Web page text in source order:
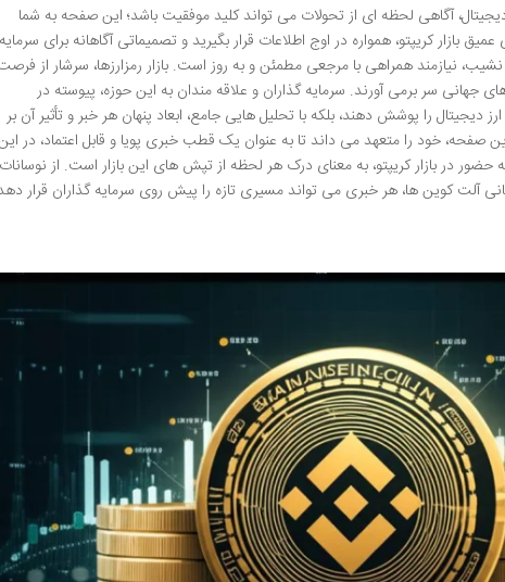
دیجیتال، آگاهی لحظه ای از تحولات می تواند کلید موفقیت باشد؛ این صفحه به شما
بازار کریپتو، همواره در اوج اطلاعات قرار بگیرید و تصمیماتی آگاهانه برای سرمایه
نیازمند همراهی با مرجعی مطمئن و به روز است. بازار رمزارزها، سرشار از
جهانی سر برمی آورند. سرمایه گذاران و علاقه مندان به این حوزه، پیوسته در
دیجیتال را پوشش دهند، بلکه با تحلیل هایی جامع، ابعاد پنهان هر خبر و تأثیر آن بر
صفحه، خود را متعهد می داند تا به عنوان یک قطب خبری پویا و قابل اعتماد، در
حضور در بازار کریپتو، به معنای درک هر لحظه از تپش های این بازار است. از نوسانات
آلت کوین ها، هر خبری می تواند مسیری تازه را پیش روی سرمایه گذاران قرار